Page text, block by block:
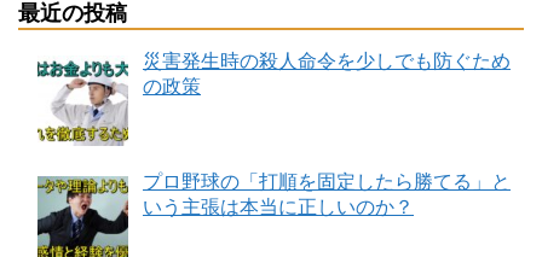
最近の投稿
災害発生時の殺人命令を少しでも防ぐため
の政策
プロ野球の「打順を固定したら勝てる」と
いう主張は本当に正しいのか？